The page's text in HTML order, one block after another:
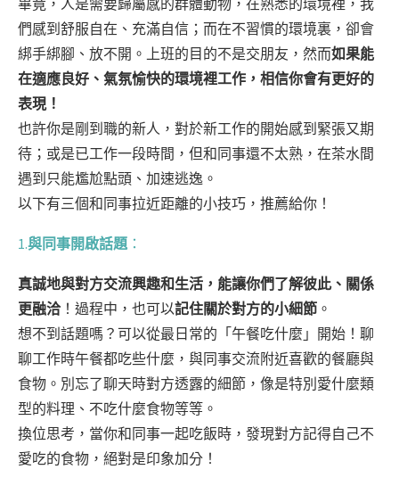
畢竟，人是需要歸屬感的群體動物，在熟悉的環境裡，我
們感到舒服自在、充滿自信；而在不習慣的環境裏，卻會
綁手綁腳、放不開。上班的目的不是交朋友，然而如果能
在適應良好、氣氛愉快的環境裡工作，相信你會有更好的
表現！
也許你是剛到職的新人，對於新工作的開始感到緊張又期
待；或是已工作一段時間，但和同事還不太熟，在茶水間
遇到只能尷尬點頭、加速逃逸。
以下有三個和同事拉近距離的小技巧，推薦給你！
1.與同事開啟話題：
真誠地與對方交流興趣和生活，能讓你們了解彼此、關係
更融洽！過程中，也可以記住關於對方的小細節 。
想不到話題嗎？可以從最日常的「午餐吃什麼」開始！聊
聊工作時午餐都吃些什麼，與同事交流附近喜歡的餐廳與
食物。別忘了聊天時對方透露的細節，像是特別愛什麼類
型的料理、不吃什麼食物等等。
換位思考，當你和同事一起吃飯時，發現對方記得自己不
愛吃的食物，絕對是印象加分！